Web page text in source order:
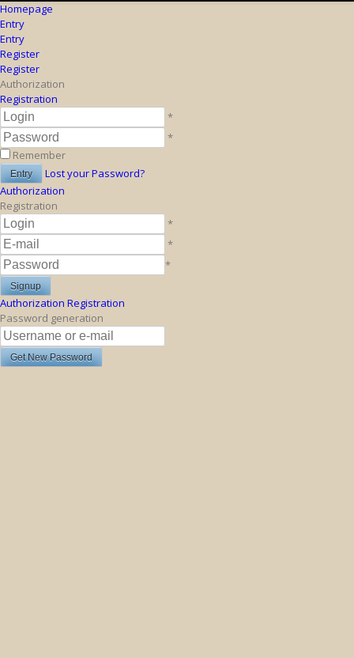
Homepage
Entry
Entry
Register
Register
Authorization
Registration
*
*
Remember
Lost your Password?
Authorization
Registration
*
*
*
Authorization Registration
Password generation